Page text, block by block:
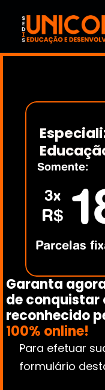
Somente:
3x
R$
Parcelas
Garanta
de conquistar
100% online!
Para efetuar
formulário